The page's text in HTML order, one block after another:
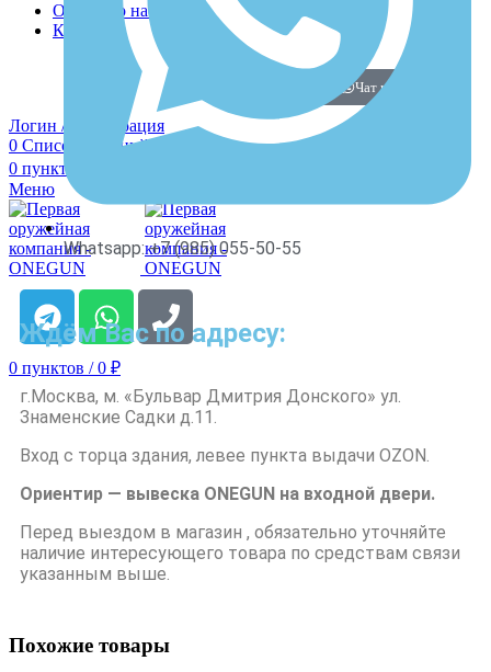
Отзывы о нас
Контакты
Чат в Whatsapp
Логин / Регистрация
0 Список желаний
0 пунктов
Меню
0 пунктов / 0 ₽
Whatsapp: +7 (985) 055-50-55
Ждём Вас по адресу:
г.Москва, м. «Бульвар Дмитрия Донского» ул.
Знаменские Садки д.11.
Вход с торца здания, левее пункта выдачи OZON.
Ориентир — вывеска ONEGUN на входной двери.
Перед выездом в магазин , обязательно уточняйте
наличие интересующего товара по средствам связи
указанным выше.
Похожие товары